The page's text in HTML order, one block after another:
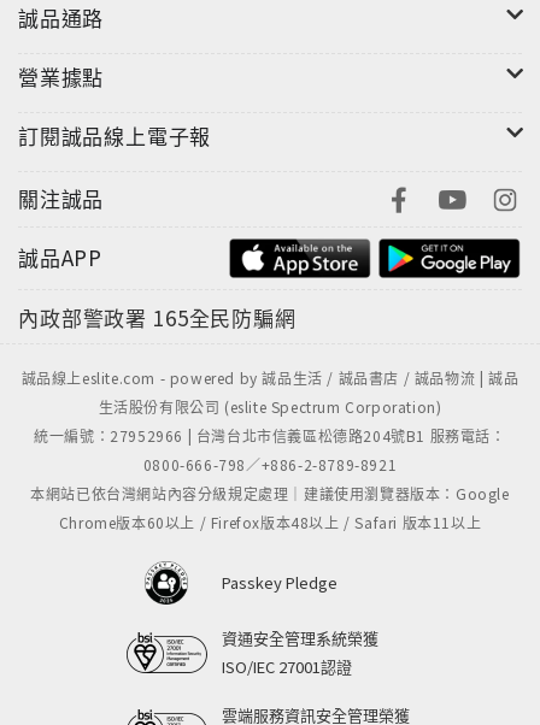
誠品通路
營業據點
訂閱誠品線上電子報
關注誠品
誠品APP
內政部警政署 165全民防騙網
誠品線上eslite.com - powered by 誠品生活 / 誠品書店 / 誠品物流 | 誠品
生活股份有限公司 (eslite Spectrum Corporation)
統一編號：27952966 | 台灣台北市信義區松德路204號B1 服務電話：
0800-666-798／+886-2-8789-8921
本網站已依台灣網站內容分級規定處理｜建議使用瀏覽器版本：Google
Chrome版本60以上 / Firefox版本48以上 / Safari 版本11以上
Passkey Pledge
資通安全管理系統榮獲
ISO/IEC 27001認證
雲端服務資訊安全管理榮獲